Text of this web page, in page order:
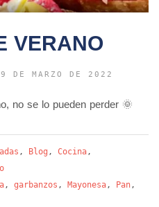
VERANO
DE MARZO DE 2022
no se lo pueden perder 🌞
, Blog , Cocina,
, garbanzos , Mayonesa, Pan,